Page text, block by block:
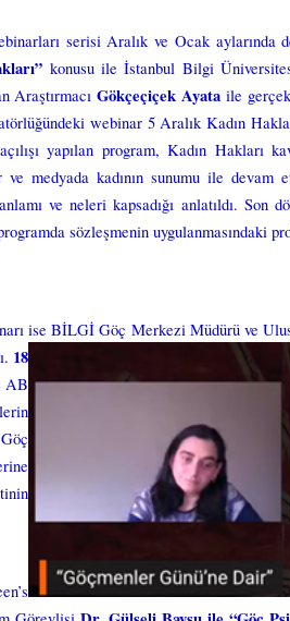
serisi Aralık ve Ocak aylarında
konusu ile İstanbul Bilgi
AraştırmacıGökçeçiçek Ayata ile
webinar 5 Aralık Kadın
yapılan program, Kadın Hakları
medyada kadının sunumu ile devam
ve neleri kapsadığı anlatıldı. Son
sözleşmenin uygulanmasındaki
ise BİLGİ Göç Merkezi Müdürü ve
18
AB